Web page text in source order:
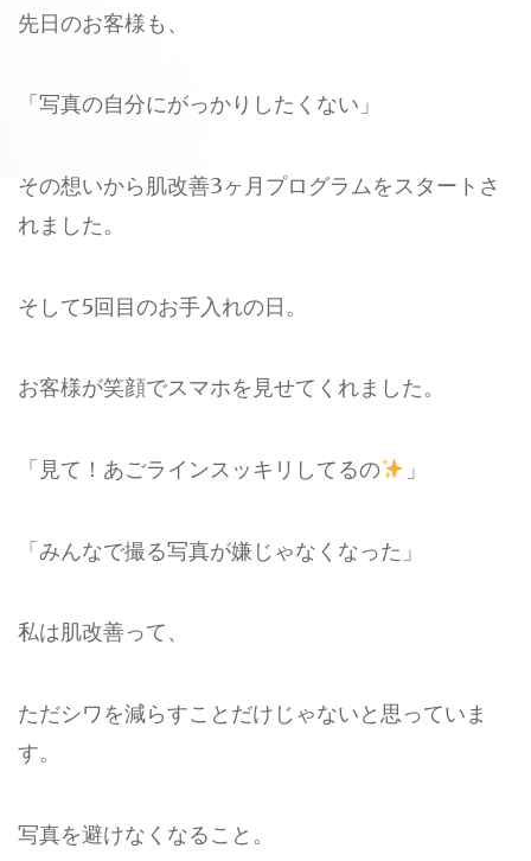
先日のお客様も、
「写真の自分にがっかりしたくない」
その想いから肌改善3ヶ月プログラムをスタートさ
れました。
そして5回目のお手入れの日。
お客様が笑顔でスマホを見せてくれました。
「見て！あごラインスッキリしてるの 」
「みんなで撮る写真が嫌じゃなくなった」
私は肌改善って、
ただシワを減らすことだけじゃないと思っていま
す。
写真を避けなくなること。